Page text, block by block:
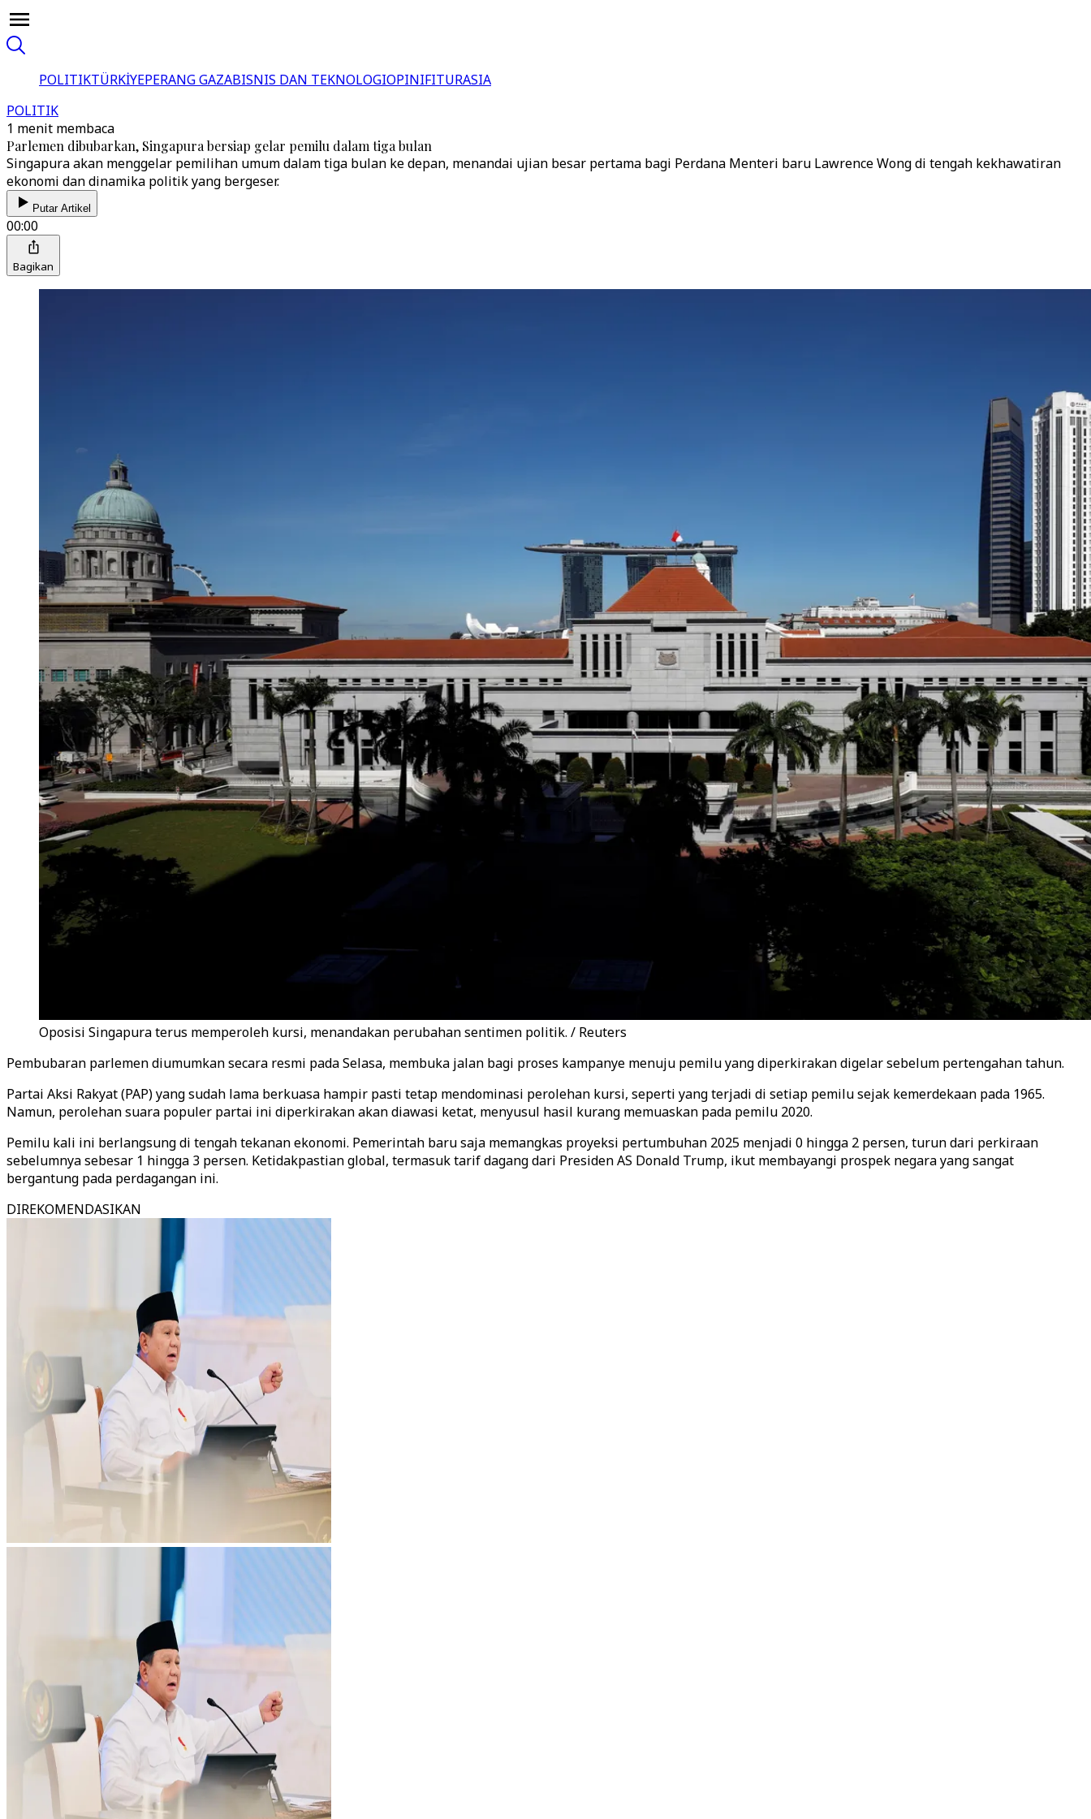
POLITIKTÜRKİYEPERANG GAZABISNIS DAN TEKNOLOGIOPINIFITURASIA
POLITIK
1 menit membaca
Parlemen dibubarkan, Singapura bersiap gelar pemilu dalam tiga bulan
Singapura akan menggelar pemilihan umum dalam tiga bulan ke depan, menandai ujian besar pertama bagi Perdana Menteri baru Lawrence Wong di tengah kekhawatiran
ekonomi dan dinamika politik yang bergeser.
Putar Artikel
00:00
Bagikan
Oposisi Singapura terus memperoleh kursi, menandakan perubahan sentimen politik. / Reuters
Pembubaran parlemen diumumkan secara resmi pada Selasa, membuka jalan bagi proses kampanye menuju pemilu yang diperkirakan digelar sebelum pertengahan tahun.
Partai Aksi Rakyat (PAP) yang sudah lama berkuasa hampir pasti tetap mendominasi perolehan kursi, seperti yang terjadi di setiap pemilu sejak kemerdekaan pada 1965.
Namun, perolehan suara populer partai ini diperkirakan akan diawasi ketat, menyusul hasil kurang memuaskan pada pemilu 2020.
Pemilu kali ini berlangsung di tengah tekanan ekonomi. Pemerintah baru saja memangkas proyeksi pertumbuhan 2025 menjadi 0 hingga 2 persen, turun dari perkiraan
sebelumnya sebesar 1 hingga 3 persen. Ketidakpastian global, termasuk tarif dagang dari Presiden AS Donald Trump, ikut membayangi prospek negara yang sangat
bergantung pada perdagangan ini.
DIREKOMENDASIKAN